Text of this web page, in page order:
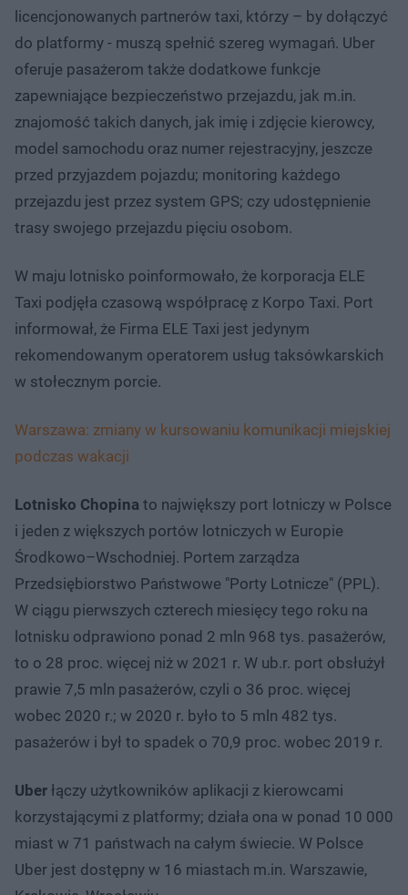
licencjonowanych partnerów taxi, którzy – by dołączyć
do platformy - muszą spełnić szereg wymagań. Uber
oferuje pasażerom także dodatkowe funkcje
zapewniające bezpieczeństwo przejazdu, jak m.in.
znajomość takich danych, jak imię i zdjęcie kierowcy,
model samochodu oraz numer rejestracyjny, jeszcze
przed przyjazdem pojazdu; monitoring każdego
przejazdu jest przez system GPS; czy udostępnienie
trasy swojego przejazdu pięciu osobom.
W maju lotnisko poinformowało, że korporacja ELE
Taxi podjęła czasową współpracę z Korpo Taxi. Port
informował, że Firma ELE Taxi jest jedynym
rekomendowanym operatorem usług taksówkarskich
w stołecznym porcie.
Warszawa: zmiany w kursowaniu komunikacji miejskiej
podczas wakacji
Lotnisko Chopina to największy port lotniczy w Polsce
i jeden z większych portów lotniczych w Europie
Środkowo–Wschodniej. Portem zarządza
Przedsiębiorstwo Państwowe "Porty Lotnicze" (PPL).
W ciągu pierwszych czterech miesięcy tego roku na
lotnisku odprawiono ponad 2 mln 968 tys. pasażerów,
to o 28 proc. więcej niż w 2021 r. W ub.r. port obsłużył
prawie 7,5 mln pasażerów, czyli o 36 proc. więcej
wobec 2020 r.; w 2020 r. było to 5 mln 482 tys.
pasażerów i był to spadek o 70,9 proc. wobec 2019 r.
Uber łączy użytkowników aplikacji z kierowcami
korzystającymi z platformy; działa ona w ponad 10 000
miast w 71 państwach na całym świecie. W Polsce
Uber jest dostępny w 16 miastach m.in. Warszawie,